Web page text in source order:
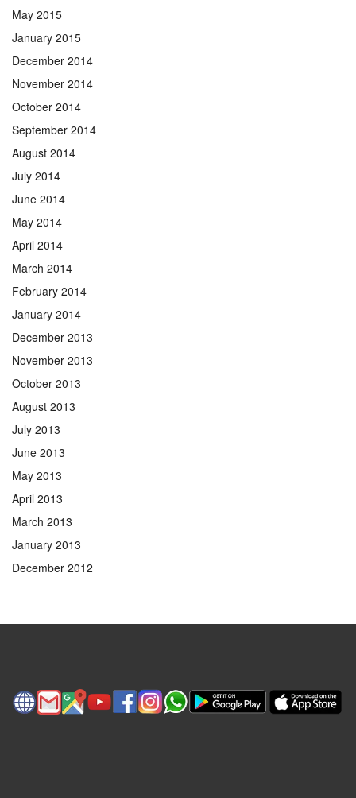
May 2015
January 2015
December 2014
November 2014
October 2014
September 2014
August 2014
July 2014
June 2014
May 2014
April 2014
March 2014
February 2014
January 2014
December 2013
November 2013
October 2013
August 2013
July 2013
June 2013
May 2013
April 2013
March 2013
January 2013
December 2012